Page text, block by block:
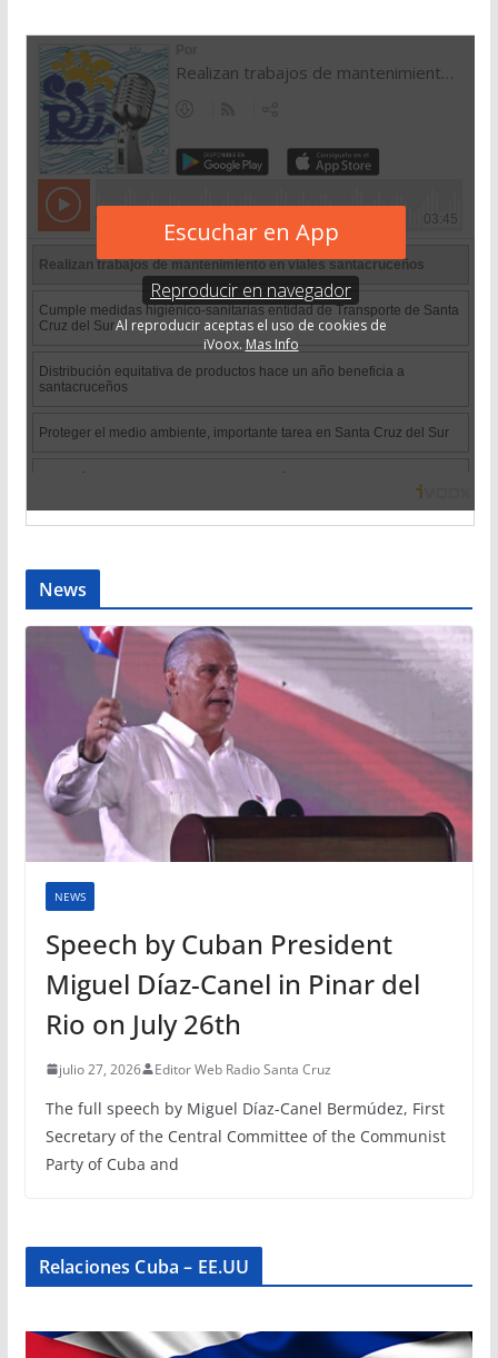
News
NEWS
Speech by Cuban President
Miguel Díaz-Canel in Pinar del
Rio on July 26th
julio 27, 2026 Editor Web Radio Santa Cruz
The full speech by Miguel Díaz-Canel Bermúdez, First
Secretary of the Central Committee of the Communist
Party of Cuba and
Relaciones Cuba – EE.UU